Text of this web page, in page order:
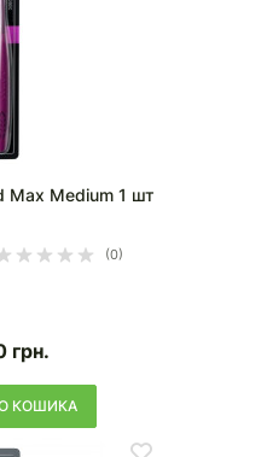
Max Medium 1 шт
(0)
грн.
КОШИКА